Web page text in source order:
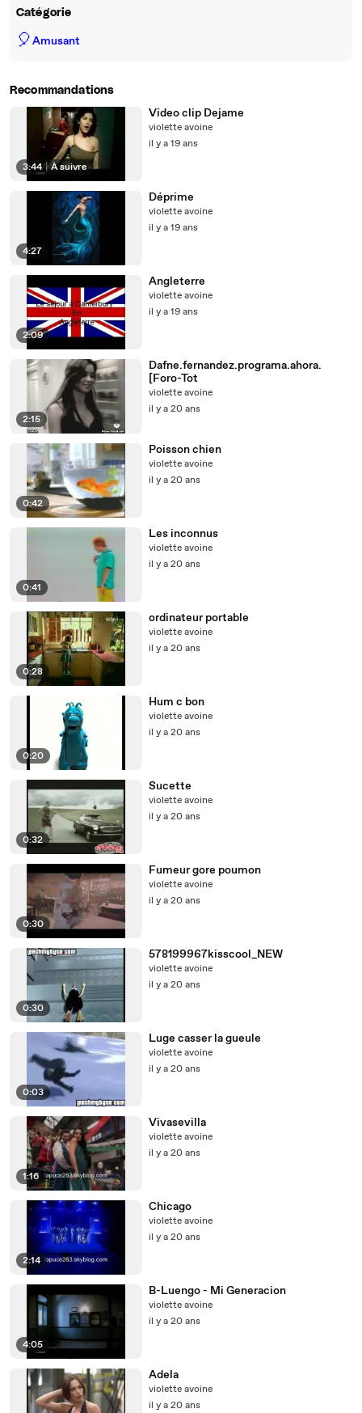
Catégorie
🎈Amusant
Recommandations
3:44 | À suivre
Video clip Dejame
violette avoine
il y a 19 ans
4:27
Déprime
violette avoine
il y a 19 ans
2:09
Angleterre
violette avoine
il y a 19 ans
2:15
Dafne.fernandez.programa.ahora.
[Foro-Tot
violette avoine
il y a 20 ans
0:42
Poisson chien
violette avoine
il y a 20 ans
0:41
Les inconnus
violette avoine
il y a 20 ans
0:28
ordinateur portable
violette avoine
il y a 20 ans
0:20
Hum c bon
violette avoine
il y a 20 ans
0:32
Sucette
violette avoine
il y a 20 ans
0:30
Fumeur gore poumon
violette avoine
il y a 20 ans
0:30
578199967kisscool_NEW
violette avoine
il y a 20 ans
0:03
Luge casser la gueule
violette avoine
il y a 20 ans
1:16
Vivasevilla
violette avoine
il y a 20 ans
2:14
Chicago
violette avoine
il y a 20 ans
4:05
B-Luengo - Mi Generacion
violette avoine
il y a 20 ans
Adela
violette avoine
il y a 20 ans